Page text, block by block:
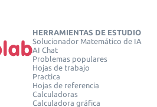
HERRAMIENTAS DE ESTUDIO
Solucionador Matemático de IA
AI Chat
Problemas populares
Hojas de trabajo
Practica
Hojas de referencia
Calculadoras
Calculadora gráfica